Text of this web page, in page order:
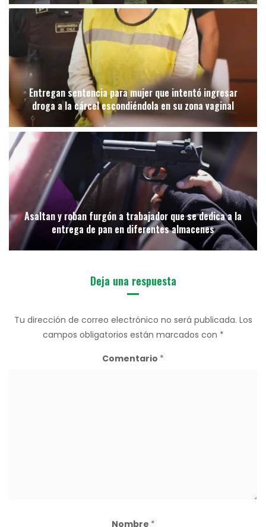
Entregan sentencia para mujer que intentó ingresar
droga a la cárcel escondiéndola en su zona vaginal
Asaltan y roban furgón a trabajador que se dedica a la
entrega de pan en diferentes almacenes
Deja una respuesta
Tu dirección de correo electrónico no será publicada. Los
campos obligatorios están marcados con *
Comentario *
Nombre *